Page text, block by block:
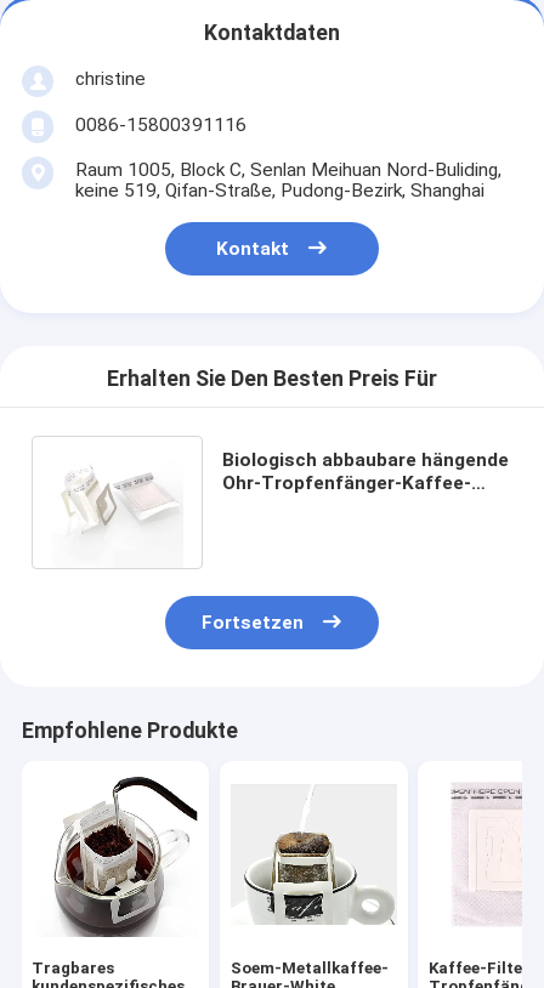
Kontaktdaten
christine
0086-15800391116
Raum 1005, Block C, Senlan Meihuan Nord-Buliding,
keine 519, Qifan-Straße, Pudong-Bezirk, Shanghai
Kontakt
Erhalten Sie Den Besten Preis Für
Biologisch abbaubare hängende
Ohr-Tropfenfänger-Kaffee-
Fortsetzen
Empfohlene Produkte
Tragbares
Soem-Metallkaffee-
Kaffee-Filter-